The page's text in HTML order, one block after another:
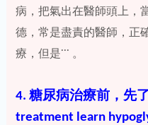
病，把氣出在醫師頭上，
德，常是盡責的醫師，正
療，但是˙˙˙ 。
4. 糖尿病治療前，先
treatment learn